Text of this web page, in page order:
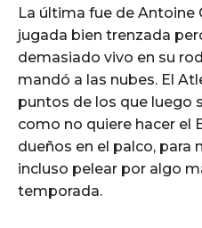
La última fue de Antoine
jugada bien trenzada
demasiado vivo en su
mandó a las nubes. El
puntos de los que luego
como no quiere hacer el
dueños en el palco, para
incluso pelear por algo
temporada.